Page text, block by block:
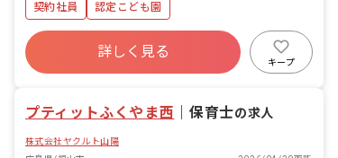
契約社員 認定こども園
詳しく見る
キープ
プティットふくやま西 ｜保育士の求人
株式会社ヤクルト山陽